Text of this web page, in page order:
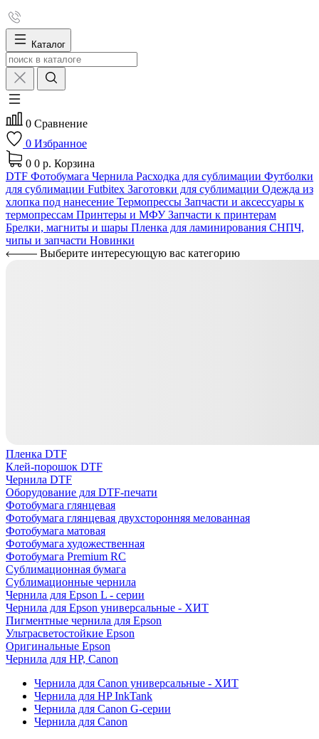
Каталог
0 Сравнение
0 Избранное
0 0 р. Корзина
DTF Фотобумага Чернила Расходка для сублимации Футболки
для сублимации Futbitex Заготовки для сублимации Одежда из
хлопка под нанесение Термопрессы Запчасти и аксессуары к
термопрессам Принтеры и МФУЗапчасти к принтерам
Брелки, магниты и шары Пленка для ламинирования СНПЧ,
чипы и запчасти Новинки
Выберите интересующую вас категорию
Пленка DTF
Клей-порошок DTF
Чернила DTF
Оборудование для DTF-печати
Фотобумага глянцевая
Фотобумага глянцевая двухсторонняя мелованная
Фотобумага матовая
Фотобумага художественная
Фотобумага Premium RC
Сублимационная бумага
Сублимационные чернила
Чернила для Epson L - серии
Чернила для Epson универсальные - ХИТ
Пигментные чернила для Epson
Ультрасветостойкие Epson
Оригинальные Epson
Чернила для HP, Canon
Чернила для Canon универсальные - ХИТ
Чернила для HP InkTank
Чернила для Canon G-серии
Чернила для Canon